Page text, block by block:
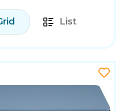
List